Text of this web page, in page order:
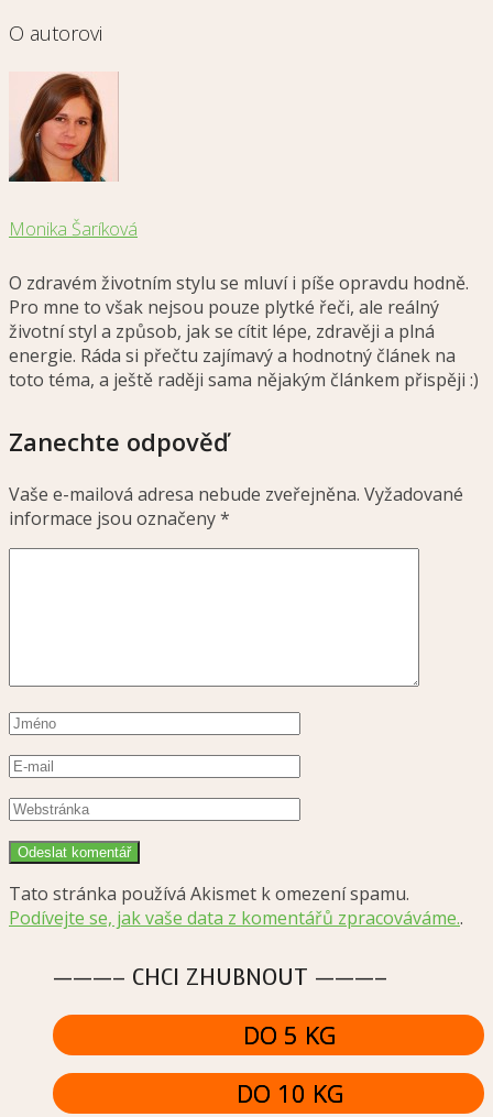
O autorovi
Monika Šaríková
O zdravém životním stylu se mluví i píše opravdu hodně.
Pro mne to však nejsou pouze plytké řeči, ale reálný
životní styl a způsob, jak se cítit lépe, zdravěji a plná
energie. Ráda si přečtu zajímavý a hodnotný článek na
toto téma, a ještě raději sama nějakým článkem přispěji :)
Zanechte odpověď
Vaše e-mailová adresa nebude zveřejněna. Vyžadované
informace jsou označeny*
Tato stránka používá Akismet k omezení spamu.
Podívejte se, jak vaše data z komentářů zpracováváme..
———– CHCI ZHUBNOUT ———–
DO 5 KG
DO 10 KG